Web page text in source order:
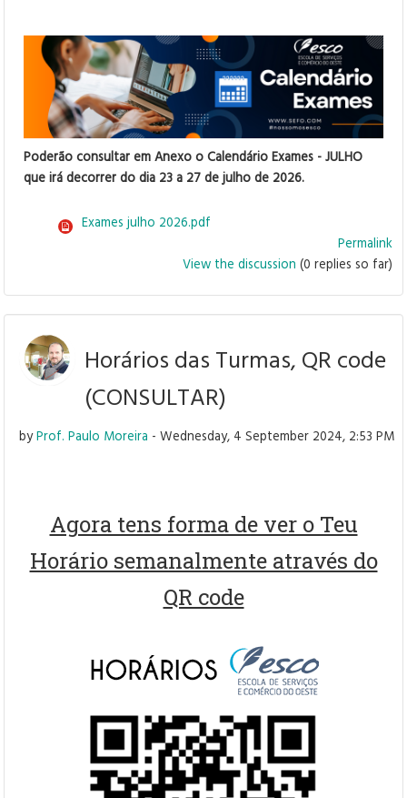
Poderão consultar em Anexo o Calendário Exames - JULHO
que irá decorrer do dia 23 a 27 de julho de 2026.
Exames julho 2026.pdf
Permalink
View the discussion (0 replies so far)
Horários das Turmas, QR code
(CONSULTAR)
byProf. Paulo Moreira - Wednesday, 4 September 2024, 2:53 PM
Agora tens forma de ver o Teu
Horário semanalmente através do
QR code